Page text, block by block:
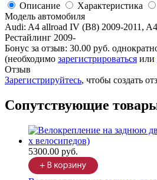
Описание Характеристика
Модель автомобиля
Audi: A4 allroad IV (B8) 2009-2011,
Рестайлинг 2009-
Бонус за отзыв: 30.00 руб.
(необходимо зарегистрироваться или
Отзыв
Зарегистрируйтесь, чтобы создать
Сопутствующие
5300.00 руб.